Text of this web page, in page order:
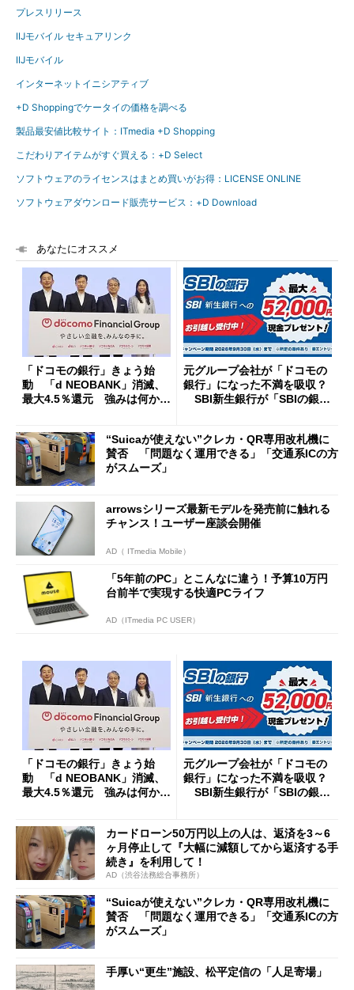
プレスリリース
IIJモバイル セキュアリンク
IIJモバイル
インターネットイニシアティブ
+D Shoppingでケータイの価格を調べる
製品最安値比較サイト：ITmedia +D Shopping
こだわりアイテムがすぐ買える：+D Select
ソフトウェアのライセンスはまとめ買いがお得：LICENSE ONLINE
ソフトウェアダウンロード販売サービス：+D Download
あなたにオススメ
「ドコモの銀行」きょう始
動 「d NEOBANK」消滅、
最大4.5％還元 強みは何か解
元グループ会社が「ドコモの
銀行」になった不満を吸収？
SBI新生銀行が「SBIの銀
開催
“Suicaが使えない”クレカ・QR専用改札機に
賛否 「問題なく運用できる」「交通系ICの方
がスムーズ」
arrowsシリーズ最新モデルを発売前に触れる
チャンス！ユーザー座談会開催
AD（ ITmedia Mobile）
「5年前のPC」とこんなに違う！予算10万円
台前半で実現する快適PCライフ
AD（ITmedia PC USER）
「ドコモの銀行」きょう始
動 「d NEOBANK」消滅、
最大4.5％還元 強みは何か解
元グループ会社が「ドコモの
銀行」になった不満を吸収？
SBI新生銀行が「SBIの銀
開催
カードローン50万円以上の人は、返済を3～6
ヶ月停止して『大幅に減額してから返済する手
続き』を利用して！
AD（渋谷法務総合事務所）
“Suicaが使えない”クレカ・QR専用改札機に
賛否 「問題なく運用できる」「交通系ICの方
がスムーズ」
手厚い“更生”施設、松平定信の「人足寄場」